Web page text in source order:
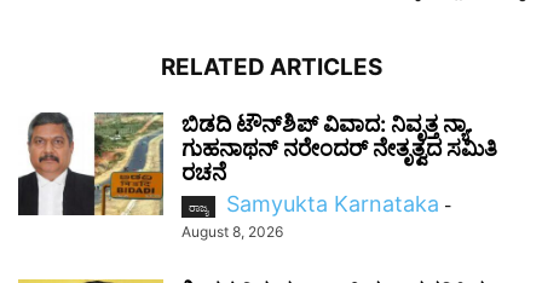
RELATED ARTICLES
ಬಿಡದಿ ಟೌನ್‌ಶಿಪ್ ವಿವಾದ: ನಿವೃತ್ತ ನ್ಯಾ.
ಗುಹನಾಥನ್ ನರೇಂದರ್ ನೇತೃತ್ವದ ಸಮಿತಿ
ರಚನೆ
ರಾಜ್ಯ Samyukta Karnataka -
August 8, 2026